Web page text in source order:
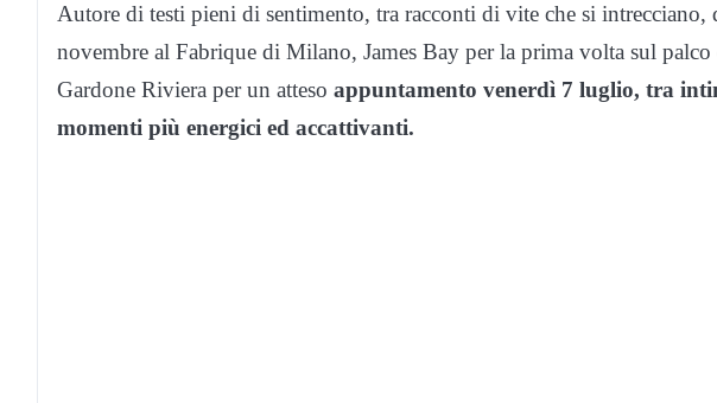
Autore di testi pieni di sentimento, tra racconti di vite che si intrecciano,
novembre al Fabrique di Milano, James Bay per la prima volta sul
Gardone Riviera per un atteso appuntamento venerdì 7 luglio, tra
momenti più energici ed accattivanti.